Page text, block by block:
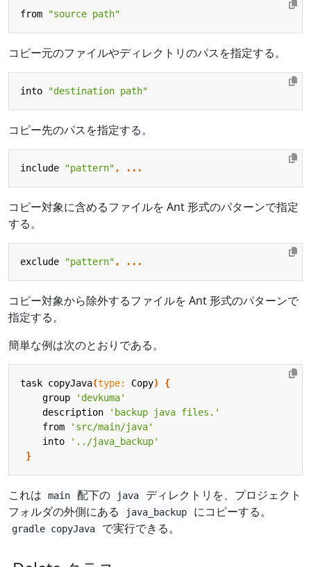
from "source path"
コピー元のファイルやディレクトリのパスを指定する。
into "destination path"
コピー先のパスを指定する。
include "pattern" , ...
コピー対象に含めるファイルを Ant 形式のパターンで指定
する。
exclude "pattern" , ...
コピー対象から除外するファイルを Ant 形式のパターンで
指定する。
簡単な例は次のとおりである。
task copyJava(type: Copy)
{
group
'devkuma'
description
'backup java files.'
from
'src/main/java'
into
'../java_backup'
}
これは main 配下の java
ディレクトリを、プロジェクト
フォルダの外側にある
java_backup にコピーする。
gradle copyJava で実行できる。